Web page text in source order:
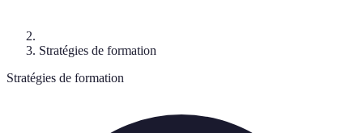
Stratégies de formation
Stratégies de formation